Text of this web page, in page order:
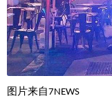
图片来自7NEWS